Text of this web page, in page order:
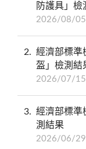
防護具」檢
2026/08/05
2
經濟部標準
盔」檢測結
2026/07/15
3
經濟部標準
測結果
2026/06/29